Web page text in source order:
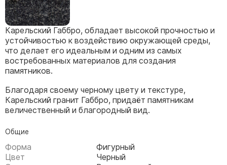
Памятники двойные
Памятники женщине
Памятники девушке
Памятники дочери
Памятники дедушке
Карельский Габбро, обладает высокой прочностью и
устойчивостью к воздействию окружающей среды,
что делает его идеальным и одним из самых
востребованных материалов для создания
памятников.
Благодаря своему черному цвету и текстуре,
Карельский гранит Габбро, придаёт памятникам
величественный и благородный вид.
Общие
Форма
Фигурный
Цвет
Черный